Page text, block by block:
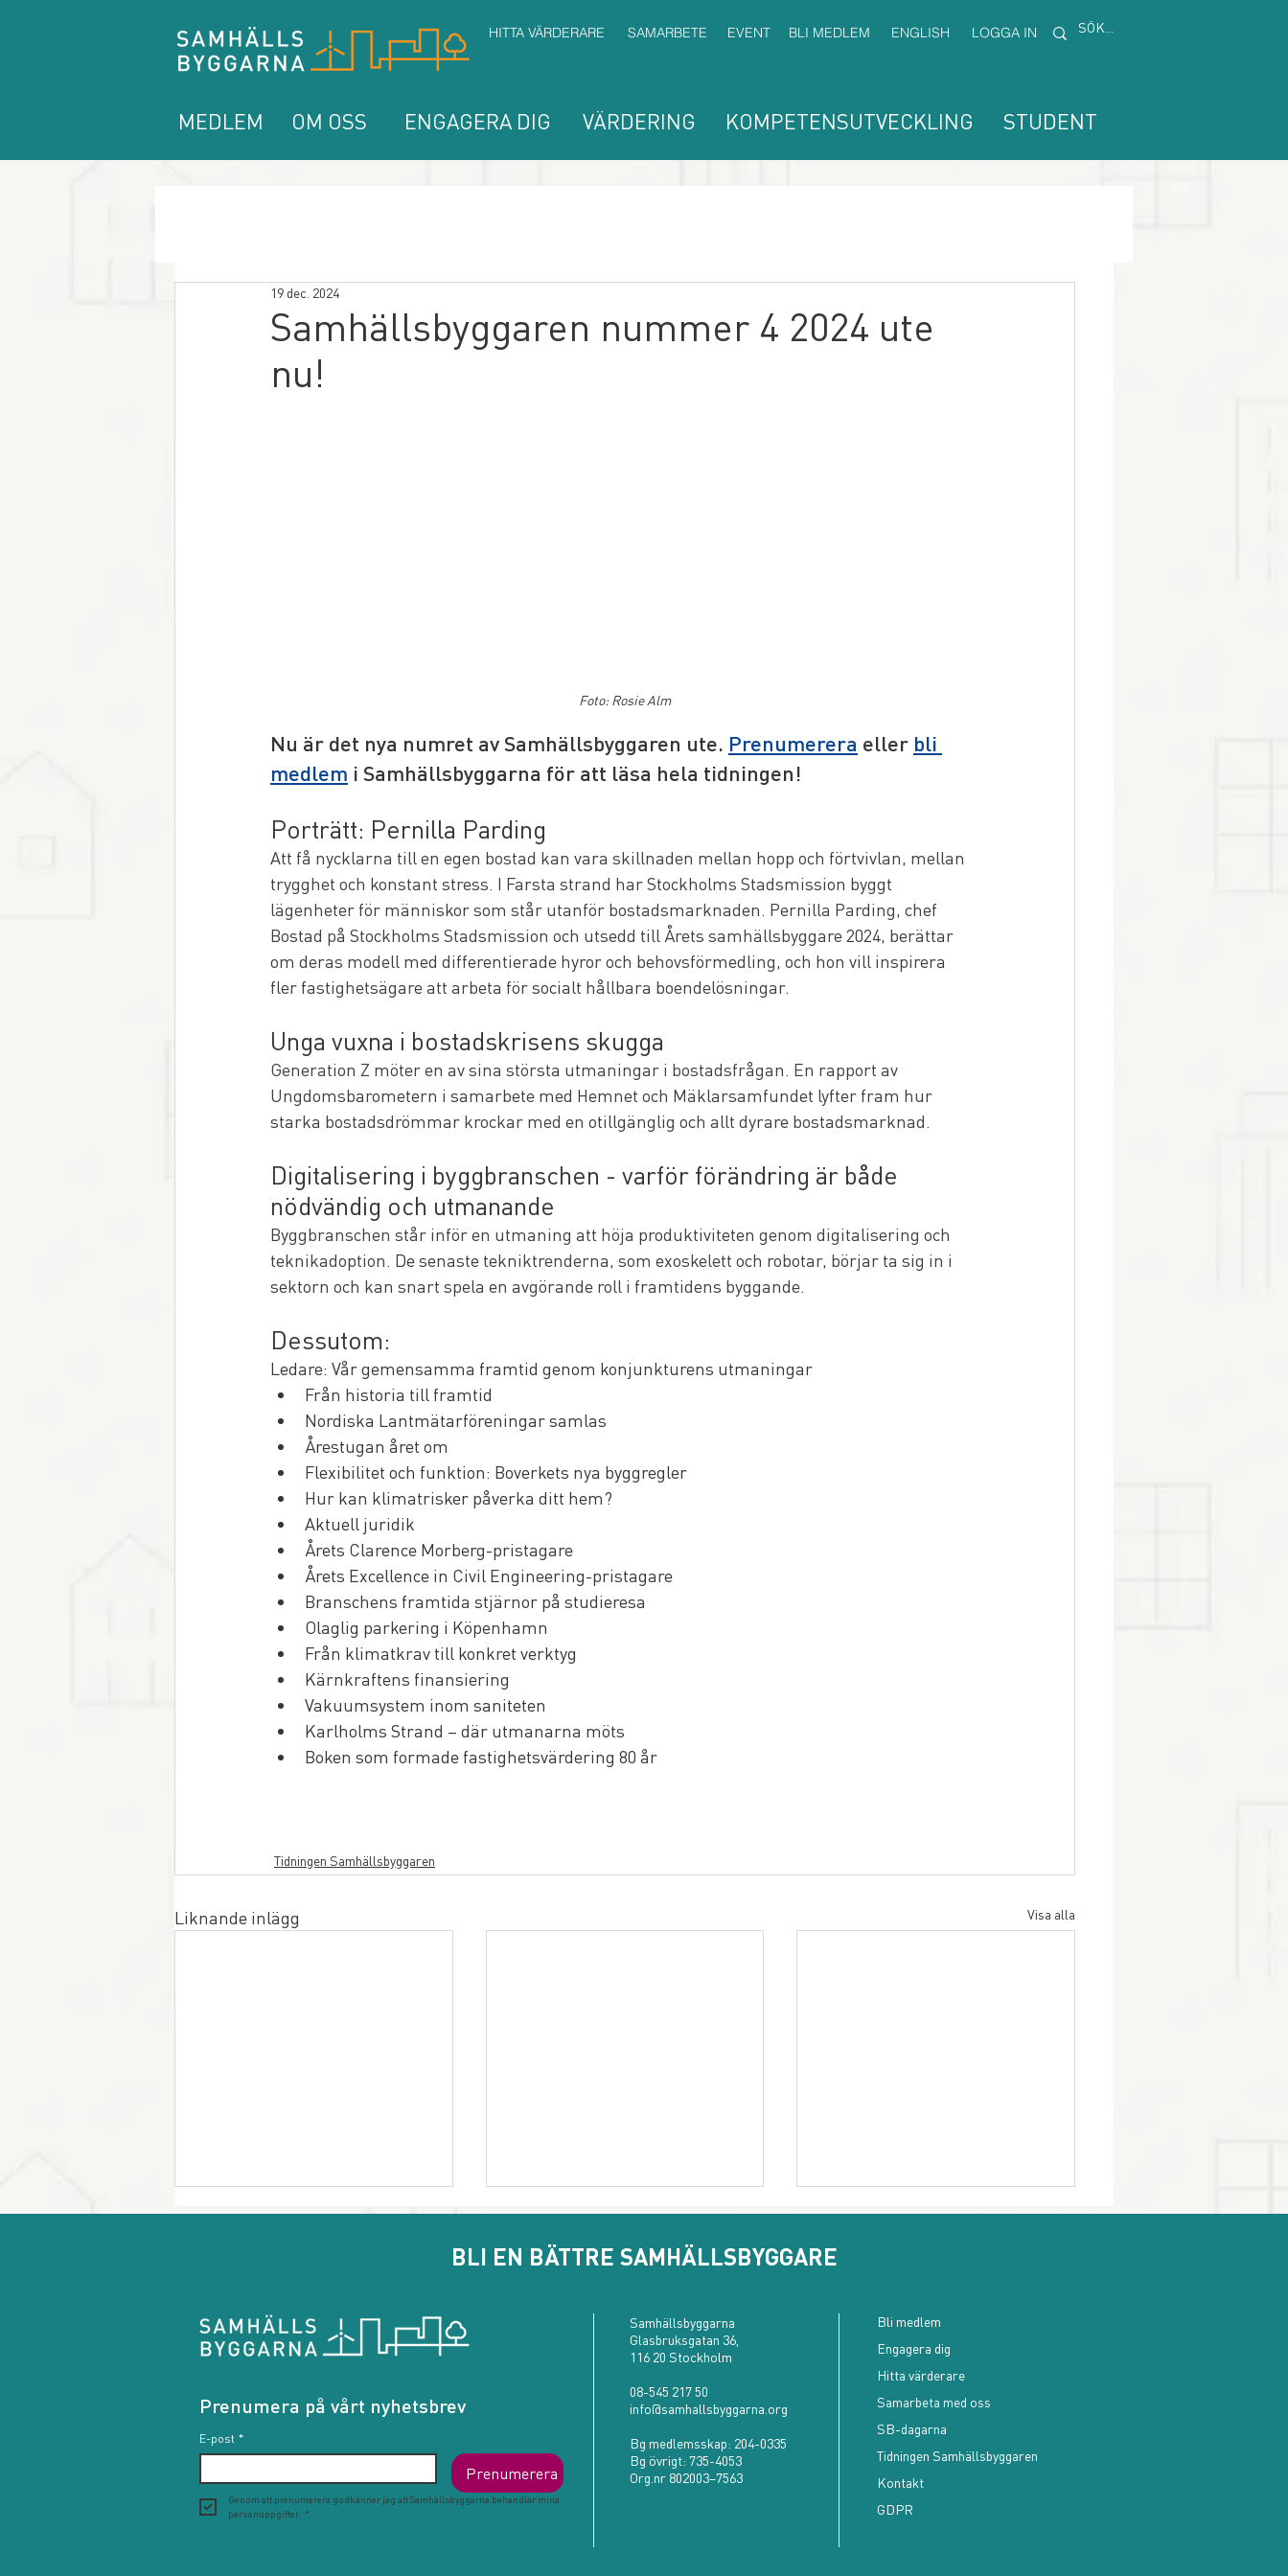
HITTA VÄRDERARE SAMARBETE EVENT BLI MEDLEM ENGLISH LOGGA IN
STUDENT
KOMPETENSUTVECKLING
VÄRDERING
ENGAGERA DIG
OM OSS
MEDLEM
Samhällsbyggaren nummer 4 2024 ute
nu!
19 dec. 2024
Foto: Rosie Alm
Nu är det nya numret av Samhällsbyggaren ute. Prenumerera eller bli
medlem i Samhällsbyggarna för att läsa hela tidningen!
Porträtt: Pernilla Parding
Att få nycklarna till en egen bostad kan vara skillnaden mellan hopp och förtvivlan, mellan
trygghet och konstant stress. I Farsta strand har Stockholms Stadsmission byggt
lägenheter för människor som står utanför bostadsmarknaden. Pernilla Parding, chef
Bostad på Stockholms Stadsmission och utsedd till Årets samhällsbyggare 2024, berättar
om deras modell med differentierade hyror och behovsförmedling, och hon vill inspirera
fler fastighetsägare att arbeta för socialt hållbara boendelösningar.
Unga vuxna i bostadskrisens skugga
Generation Z möter en av sina största utmaningar i bostadsfrågan. En rapport av
Ungdomsbarometern i samarbete med Hemnet och Mäklarsamfundet lyfter fram hur
starka bostadsdrömmar krockar med en otillgänglig och allt dyrare bostadsmarknad.
Digitalisering i byggbranschen - varför förändring är både
nödvändig och utmanande
Byggbranschen står inför en utmaning att höja produktiviteten genom digitalisering och
teknikadoption. De senaste tekniktrenderna, som exoskelett och robotar, börjar ta sig in i
sektorn och kan snart spela en avgörande roll i framtidens byggande.
Dessutom:
Ledare: Vår gemensamma framtid genom konjunkturens utmaningar
Från historia till framtid
Nordiska Lantmätarföreningar samlas
Årestugan året om
Flexibilitet och funktion: Boverkets nya byggregler
Hur kan klimatrisker påverka ditt hem?
Aktuell juridik
Årets Clarence Morberg-pristagare
Årets Excellence in Civil Engineering-pristagare
Branschens framtida stjärnor på studieresa
Olaglig parkering i Köpenhamn
Från klimatkrav till konkret verktyg
Kärnkraftens finansiering
Vakuumsystem inom saniteten
Karlholms Strand – där utmanarna möts
Boken som formade fastighetsvärdering 80 år
Tidningen Samhällsbyggaren
Liknande inlägg Visa alla
samhällsbyggnad
Skanskas nya index för social
Far och son Skrealid
BLI EN BÄTTRE SAMHÄLLSBYGGARE
Prenumera på vårt nyhetsbrev
E-post *
Prenumerera
Genom att prenumerera godkänner jag att Samhällsbyggarna behandlar mina
personuppgifter. *
Samhällsbyggarna
Glasbruksgatan 36,
116 20 Stockholm
08-545 217 50
info@samhallsbyggarna.org
Bg medlemsskap: 204-0335
Bg övrigt: 735-4053
Org.nr 802003–7563
Bli medlem
Engagera dig
Hitta värderare
Samarbeta med oss
SB-dagarna
Tidningen Samhällsbyggaren
Kontakt
GDPR